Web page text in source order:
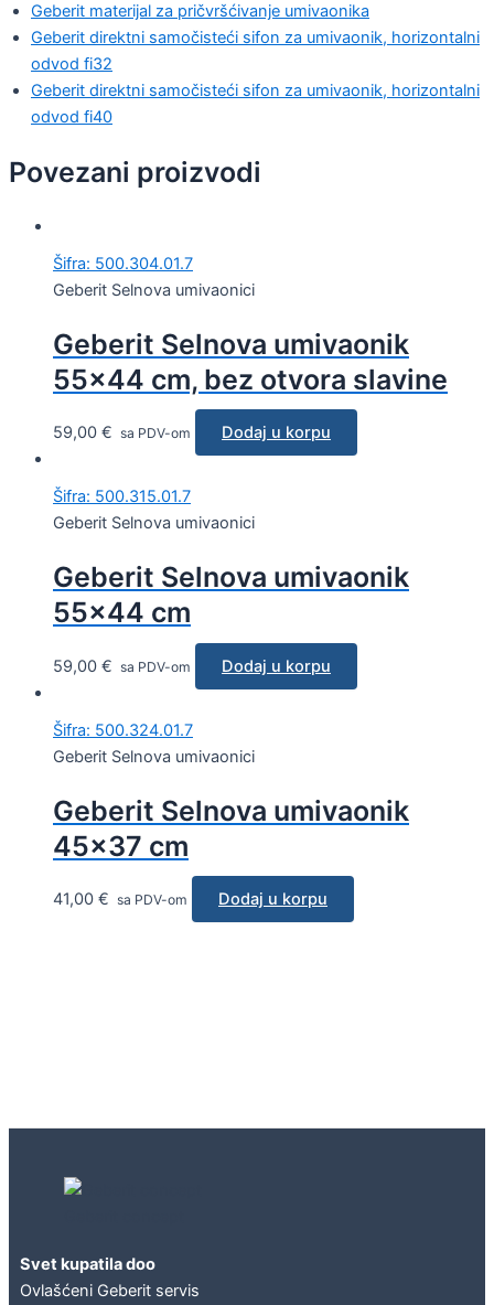
Geberit materijal za pričvršćivanje umivaonika
Geberit direktni samočisteći sifon za umivaonik, horizontalni
odvod fi32
Geberit direktni samočisteći sifon za umivaonik, horizontalni
odvod fi40
Povezani proizvodi
Šifra: 500.304.01.7
Geberit Selnova umivaonici
Geberit Selnova umivaonik
55×44 cm, bez otvora slavine
59,00 € sa PDV-om Dodaj u korpu
Šifra: 500.315.01.7
Geberit Selnova umivaonici
Geberit Selnova umivaonik
55×44 cm
59,00 € sa PDV-om Dodaj u korpu
Šifra: 500.324.01.7
Geberit Selnova umivaonici
Geberit Selnova umivaonik
45×37 cm
41,00 € sa PDV-om Dodaj u korpu
Svet kupatila doo
Ovlašćeni Geberit servis